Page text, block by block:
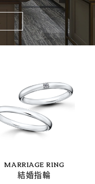
MARRIAGE RING
結婚指輪